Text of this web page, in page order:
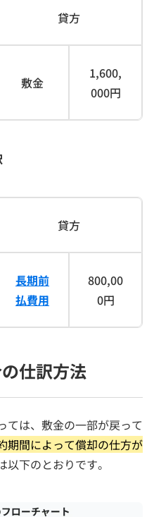
貸方
敷金
1,600,
000円
貸方
長期前
払費用
800,00
0円
仕訳方法
ては、敷金の一部が戻って
期間によって償却の仕方が
下のとおりです。